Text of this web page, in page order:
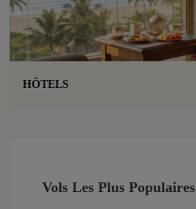
HÔTELS
Vols Les Plus Populaires